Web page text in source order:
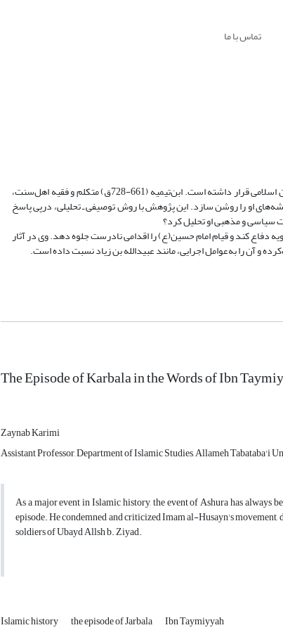
تماس با ما
واقعة کربلا، یکی از مهم‌ترین و أثرگذارترین رخدادهای تاریخ اسلام است که همواره مورد توجه اندیشمندان اسلامی قرار داشته است. ابن‌تیمیه (661-728ق) متکلم و فقیه اهل‌سنت،
او را روشن سازد. این پژوهش با روش توصیفی ـ تحلیلی، درپی پاسخ
سیاسی و مذهبی او تحلیل کرد؟
دفاع کند و قیام امام حسین(ع) را اقدامی نادرست جلوه دهد. وی در آثار
و آن را به‌عوامل اجرایی، مانند عبیدالله بن زیاد نسبت داده است.
The Episode of Karbala in the Words of Ibn
Zaynab Karimi
Assistant Professor, Department of Islamic Studies, Allameh Tabataba'i
As a major event in Islamic history, the event of Ashura has
episode. He condemned and criticized Imam al-Husayn's
soldiers of Ubayd Allsh b. Ziyad.
Islamic history the episode of Jarbala Ibn Taymiyyah